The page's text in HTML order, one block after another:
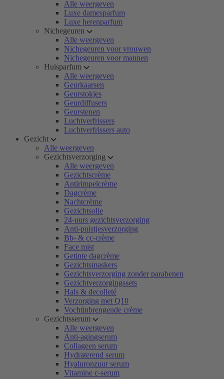
Alle weergeven
Luxe damesparfum
Luxe herenparfum
Nichegeuren
Alle weergeven
Nichegeuren voor vrouwen
Nichegeuren voor mannen
Huisparfum
Alle weergeven
Geurkaarsen
Geurstokjes
Geurdiffusers
Geurstenen
Luchtverfrissers
Luchtverfrissers auto
Gezicht
Alle weergeven
Gezichtsverzorging
Alle weergeven
Gezichtscrème
Antirimpelcrème
Dagcrème
Nachtcrème
Gezichtsolie
24-uurs gezichtsverzorging
Anti-puistjesverzorging
Bb- & cc-crème
Face mist
Getinte dagcrème
Gezichtsmaskers
Gezichtsverzorging zonder parabenen
Gezichtverzorgingssets
Hals & decolleté
Verzorging met Q10
Vochtinbrengende crème
Gezichtsserum
Alle weergeven
Anti-agingserum
Collageen serum
Hydraterend serum
Hyaluronzuur serum
Vitamine c-serum